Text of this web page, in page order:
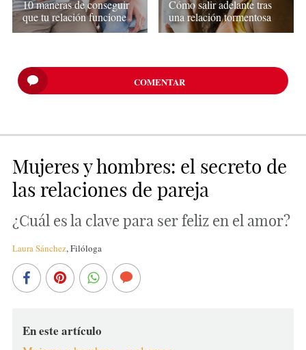
10 maneras de conseguir
que tu relación funcione
Cómo salir adelante tras
una relación tormentosa
COMENTAR
Mujeres y hombres: el secreto de
las relaciones de pareja
¿Cuál es la clave para ser feliz en el amor?
Laura Sánchez, Filóloga
En este artículo